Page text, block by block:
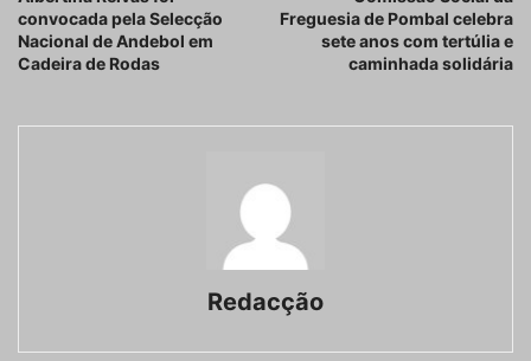
convocada pela Selecção
Nacional de Andebol em
Cadeira de Rodas
Freguesia de Pombal celebra
sete anos com tertúlia e
caminhada solidária
Redacção